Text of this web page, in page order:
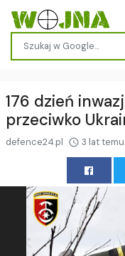
176 dzień
przeciwko
defence24.pl 3 lat temu